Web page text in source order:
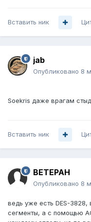
Вставить ник
jab
Опубликовано 8
Soekris даже врагам
Вставить ник
BETEPAH
Опубликовано 8
ведь уже есть DES-
сегменты, а с помощью